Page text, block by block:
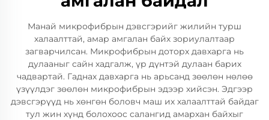
Манай микрофибрын дэвсгэрийг жилийн турш
халаалттай, амар амгалан байх зориулалтаар
загварчилсан. Микрофибрын доторх давхарга нь
дулааныг сайн хадгалж, үр дүнтэй дулаан барих
чадвартай. Гаднах давхарга нь арьсанд зөөлөн нөлөө
үзүүлдэг зөөлөн микрофибрын эдээр хийсэн. Эдгээр
дэвсгэрүүд нь хөнгөн боловч маш их халаалттай байдаг
тул жин хүнд болохоос салангид амархан байхыг